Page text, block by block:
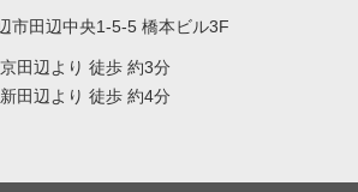
市田辺中央1-5-5 橋本ビル3F
田辺より 徒歩 約3分
田辺より 徒歩 約4分